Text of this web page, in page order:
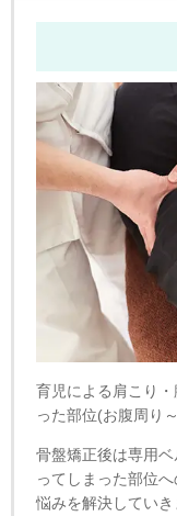
育児による肩こり
った部位(お腹周り
骨盤矯正後は専用
ってしまった部位
悩みを解決していき